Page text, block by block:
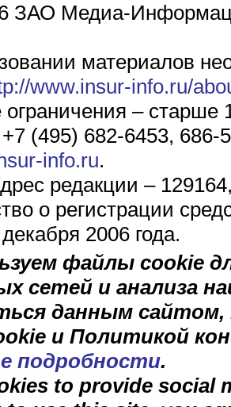
ЗАО Медиа-
материалов
www.insur-info.ru/
– старше
(495) 682-6453, 686-
info.ru.
редакции –
о регистрации
2006 года.
файлы cookie
сетей и анализа
данным
и Политикой
подробности.
to provide social